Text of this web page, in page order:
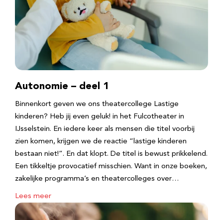
Autonomie – deel 1
Binnenkort geven we ons theatercollege Lastige
kinderen? Heb jij even geluk! in het Fulcotheater in
IJsselstein. En iedere keer als mensen die titel voorbij
zien komen, krijgen we de reactie “lastige kinderen
bestaan niet!”. En dat klopt. De titel is bewust prikkelend.
Een tikkeltje provocatief misschien. Want in onze boeken,
zakelijke programma’s en theatercolleges over…
Lees meer